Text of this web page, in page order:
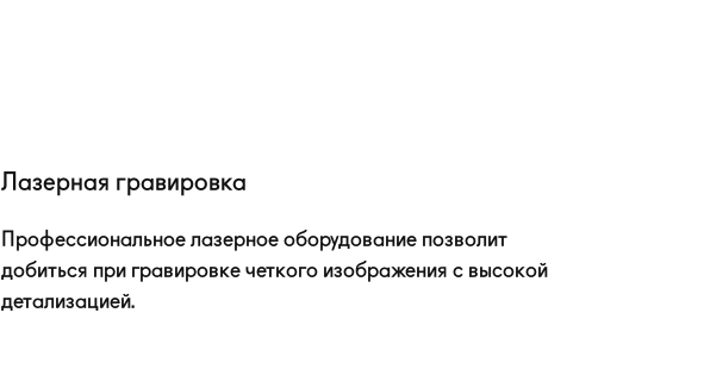
Лазерная гравировка
Профессиональное лазерное оборудование позволит
добиться при гравировке четкого изображения с высокой
детализацией.